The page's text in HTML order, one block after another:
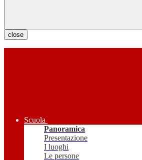
close
Scuola
Panoramica
Presentazione
I luoghi
Le persone